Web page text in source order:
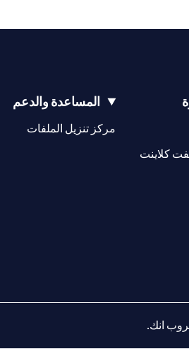
كلاينت
المساعدة والدعم
مركز تنزيل الملفات